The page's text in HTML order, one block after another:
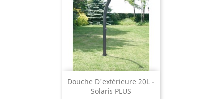
Douche D'extérieure 20L -
Solaris PLUS